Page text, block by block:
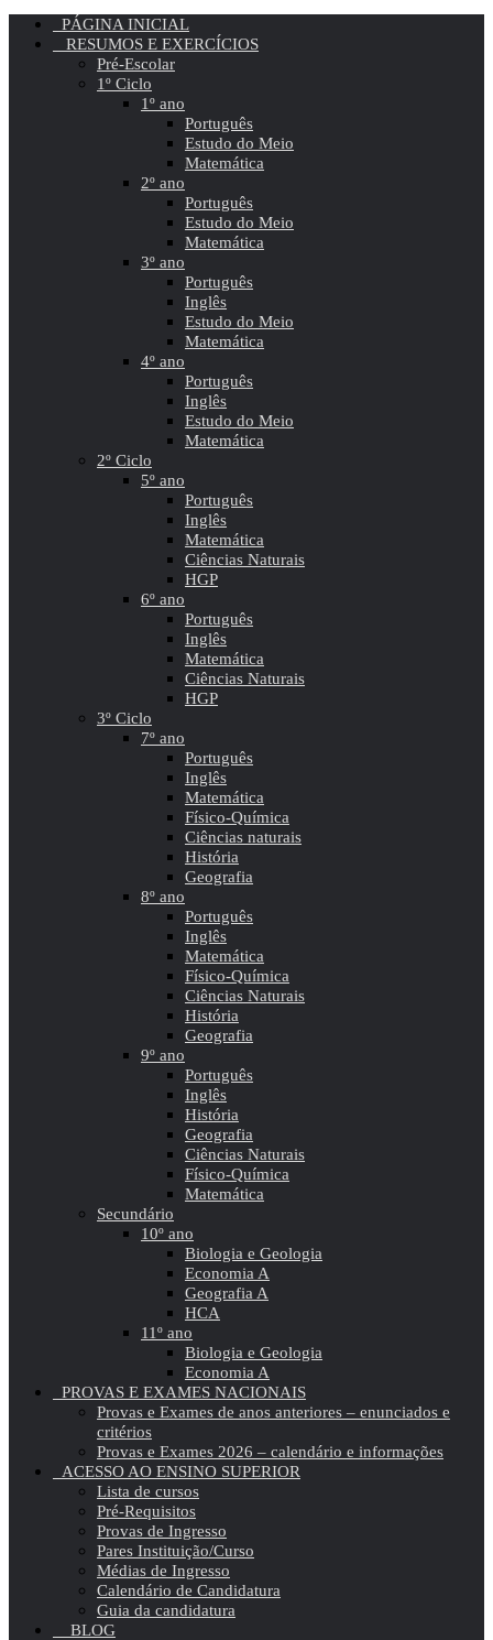
PÁGINA INICIAL
RESUMOS E EXERCÍCIOS
Pré-Escolar
1º Ciclo
1º ano
Português
Estudo do Meio
Matemática
2º ano
Português
Estudo do Meio
Matemática
3º ano
Português
Inglês
Estudo do Meio
Matemática
4º ano
Português
Inglês
Estudo do Meio
Matemática
2º Ciclo
5º ano
Português
Inglês
Matemática
Ciências Naturais
HGP
6º ano
Português
Inglês
Matemática
Ciências Naturais
HGP
3º Ciclo
7º ano
Português
Inglês
Matemática
Físico-Química
Ciências naturais
História
Geografia
8º ano
Português
Inglês
Matemática
Físico-Química
Ciências Naturais
História
Geografia
9º ano
Português
Inglês
História
Geografia
Ciências Naturais
Físico-Química
Matemática
Secundário
10º ano
Biologia e Geologia
Economia A
Geografia A
HCA
11º ano
Biologia e Geologia
Economia A
PROVAS E EXAMES NACIONAIS
Provas e Exames de anos anteriores – enunciados e
critérios
Provas e Exames 2026 – calendário e informações
ACESSO AO ENSINO SUPERIOR
Lista de cursos
Pré-Requisitos
Provas de Ingresso
Pares Instituição/Curso
Médias de Ingresso
Calendário de Candidatura
Guia da candidatura
BLOG